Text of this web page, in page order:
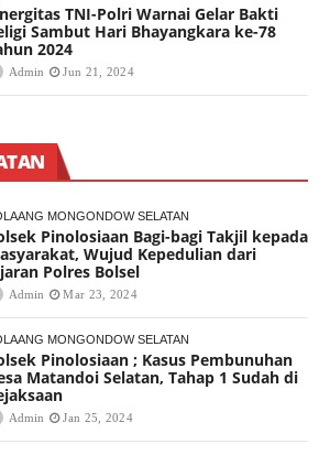
TNI-Polri Warnai Gelar Bakti
Sambut Hari Bhayangkara ke-78
2024
Admin Jun 21, 2024
MONGONDOW SELATAN
Pinolosiaan Bagi-bagi Takjil kepada
Wujud Kepedulian dari
Polres Bolsel
Admin Mar 23, 2024
MONGONDOW SELATAN
Pinolosiaan ; Kasus Pembunuhan
Matandoi Selatan, Tahap 1 Sudah di
Admin Jan 25, 2024